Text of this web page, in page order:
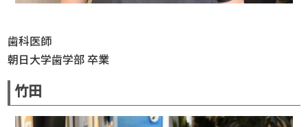
歯科医師
朝日大学歯学部 卒業
竹田